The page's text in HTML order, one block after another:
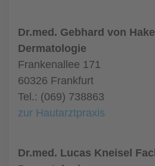
Dr.med. Gebhard von
Dermatologie
Frankenallee 171
60326 Frankfurt
Tel.: (069) 738863
zur Hautarztpraxis
Dr.med. Lucas Kneisel